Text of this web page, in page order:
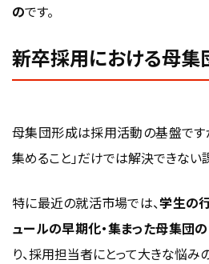
のです。
新卒採用における母
母集団形成は採用活動の基盤です
集めること」だけでは解決できない
特に最近の就活市場では、学生の
ュールの早期化・集まった母集団
り、採用担当者にとって大きな悩み